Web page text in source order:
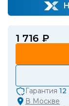
1 716 ₽
Гарантия
В Москве